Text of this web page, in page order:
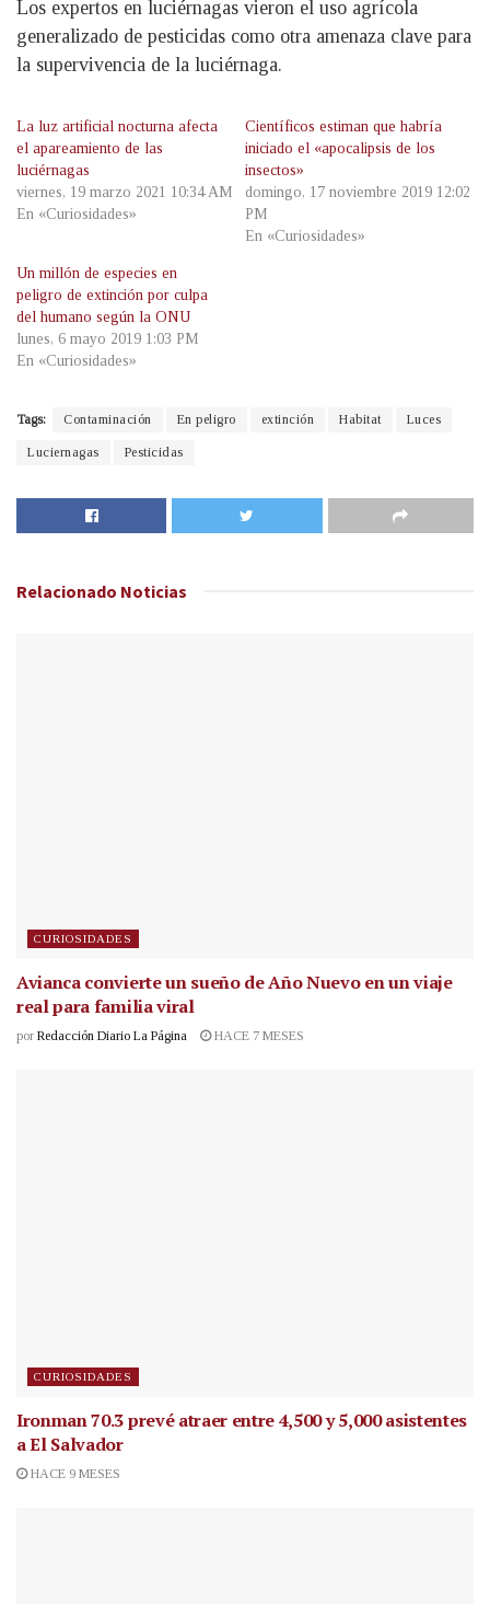
Los expertos en luciérnagas vieron el uso agrícola
generalizado de pesticidas como otra amenaza clave para
la supervivencia de la luciérnaga.
La luz artificial nocturna afecta
el apareamiento de las
luciérnagas
viernes, 19 marzo 2021 10:34 AM
En «Curiosidades»
Científicos estiman que habría
iniciado el «apocalipsis de los
insectos»
domingo, 17 noviembre 2019 12:02
PM
En «Curiosidades»
Un millón de especies en
peligro de extinción por culpa
del humano según la ONU
lunes, 6 mayo 2019 1:03 PM
En «Curiosidades»
Tags: Contaminación En peligro extinción Habitat Luces
Luciernagas Pesticidas
Relacionado Noticias
CURIOSIDADES
Avianca convierte un sueño de Año Nuevo en un viaje
real para familia viral
por Redacción Diario La Página HACE 7 MESES
CURIOSIDADES
Ironman 70.3 prevé atraer entre 4,500 y 5,000 asistentes
a El Salvador
HACE 9 MESES